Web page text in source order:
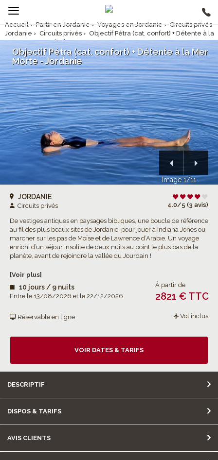
Accueil › Partir en Jordanie › Voyages en Jordanie › Circuits privés
Jordanie › Circuits privés › Objectif Pétra (cat. confort) + Détente à la
Mer Morte - Jordanie
Image 1/11
Objectif Pétra (cat. confort) + Détente à la Mer
Morte - Jordanie
JORDANIE
Circuits privés 4.0/5 (3 avis)
De vestiges antiques en paysages bibliques, une boucle de référence
au fil des plus beaux sites de Jordanie, pour jouer à Indiana Jones ou
marcher sur les pas de Moïse et de Lawrence d’Arabie. Un voyage
enrichi d’un séjour insolite de deux nuits au point le plus bas de la
planète, avant de rejoindre la vallée du Jourdain !
[Voir plus]
10 jours / 9 nuits
Entre le 13/08/2026 et le 22/12/2026
À partir de
2821 € TTC
Réservable en ligne Vol inclus
VOIR DATES & TARIFS
DESCRIPTIF
DISPOS & TARIFS
AVIS CLIENTS